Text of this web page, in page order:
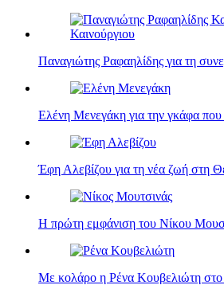
Παναγιώτης Ραφαηλίδης για τη
Ελένη Μενεγάκη για την γκάφα που
Έφη Αλεβίζου για τη νέα ζωή στη
Η πρώτη εμφάνιση του Νίκου
Με κολάρο η Ρένα Κουβελιώτη